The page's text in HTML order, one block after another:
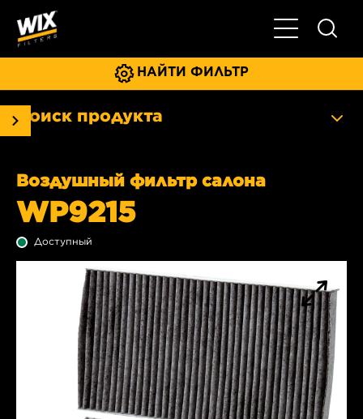
Главное
НАЙТИ ФИЛЬТР
Поиск продукта
Воздушный фильтр салона
WP9215
Доступный